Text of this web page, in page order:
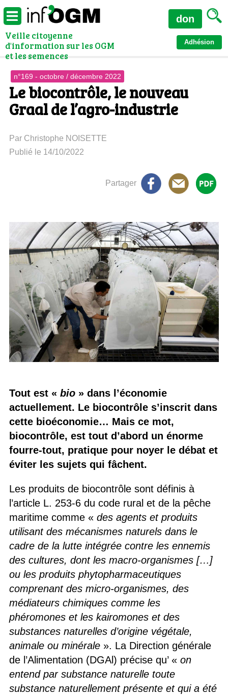
Veille citoyenne
d'information sur les OGM
et les semences
Adhésion
don
n°169 - octobre / décembre 2022
Le biocontrôle, le nouveau
Graal de l’agro-industrie
Par Christophe NOISETTE
Publié le 14/10/2022
Partager
Tout est « bio» dans l’économie
actuellement. Le biocontrôle s’inscrit dans
cette bioéconomie… Mais ce mot,
biocontrôle, est tout d’abord un énorme
fourre-tout, pratique pour noyer le débat et
éviter les sujets qui fâchent.
Les produits de biocontrôle sont définis à
l’article L. 253-6 du code rural et de la pêche
maritime comme « des agents et produits
utilisant des mécanismes naturels dans le
cadre de la lutte intégrée contre les ennemis
des cultures, dont les macro-organismes […]
ou les produits phytopharmaceutiques
comprenant des micro-organismes, des
médiateurs chimiques comme les
phéromones et les kairomones et des
substances naturelles d’origine végétale,
animale ou minérale». La Direction générale
de l’Alimentation (DGAl) précise qu’ « on
entend par substance naturelle toute
substance naturellement présente et qui a été